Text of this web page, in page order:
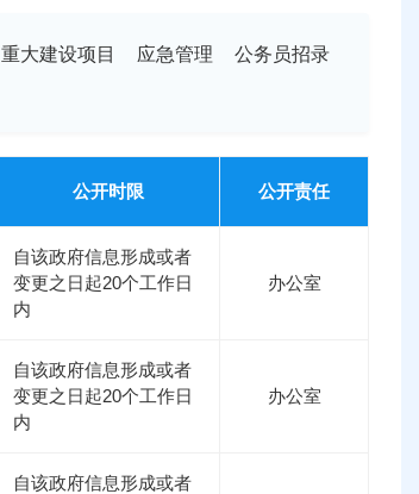
重大建设项目 应急管理
公务员招录
公开时限 公开责任
自该政府信息形成或者
变更之日起20个工作日
内
办公室
自该政府信息形成或者
变更之日起20个工作日
内
办公室
自该政府信息形成或者